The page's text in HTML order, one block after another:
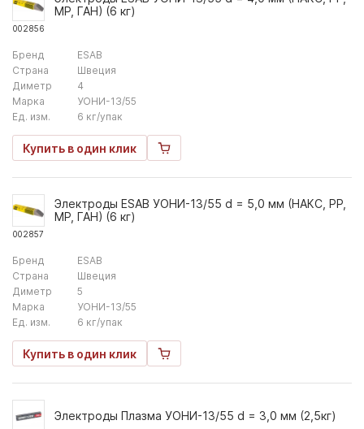
002856
МР, ГАН) (6 кг)
Бренд
ESAB
Страна
Швеция
Диметр
4
Марка
УОНИ-13/55
Ед. изм.
6 кг/упак
Купить в один клик
002857
Электроды ESAB УОНИ-13/55 d = 5,0 мм (НАКС, РР,
МР, ГАН) (6 кг)
Бренд
ESAB
Страна
Швеция
Диметр
5
Марка
УОНИ-13/55
Ед. изм.
6 кг/упак
Купить в один клик
Электроды Плазма УОНИ-13/55 d = 3,0 мм (2,5кг)